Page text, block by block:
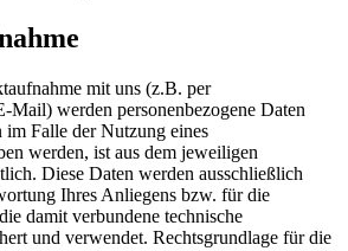
mit uns (z.B. per
werden personenbezogene Daten
im Falle der Nutzung eines
werden, ist aus dem jeweiligen
Diese Daten werden ausschließlich
Ihres Anliegens bzw. für die
damit verbundene technische
und verwendet. Rechtsgrundlage für die